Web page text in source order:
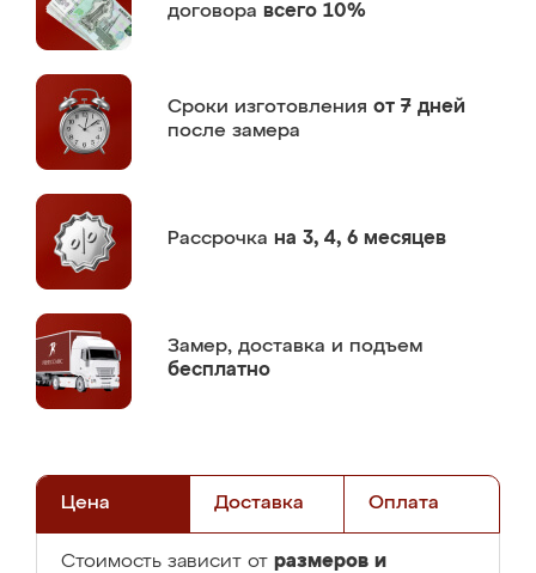
договора всего 10%
Сроки изготовления от 7 дней
после замера
Рассрочка на 3, 4, 6 месяцев
Замер, доставка и подъем
бесплатно
Цена Доставка Оплата
Стоимость зависит от размеров и